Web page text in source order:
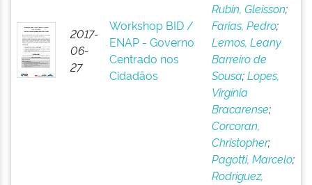
2017-
06-
27
Workshop BID /
ENAP - Governo
Centrado nos
Cidadãos
Rubin, Gleisson;
Farias, Pedro;
Lemos, Leany
Barreiro de
Sousa;Lopes,
Virgínia
Bracarense;
Corcoran,
Christopher;
Pagotti, Marcelo;
Rodriguez,